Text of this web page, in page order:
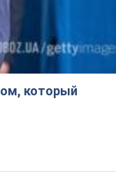
который